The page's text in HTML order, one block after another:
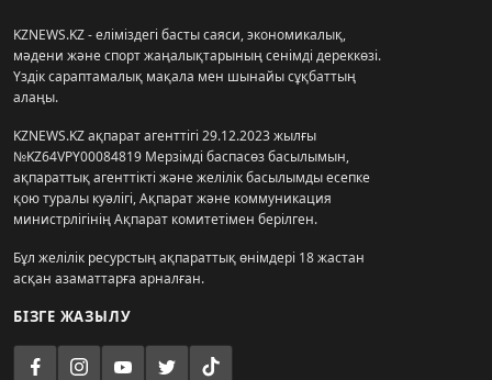
KZNEWS.KZ - еліміздегі басты саяси, экономикалық,
мәдени және спорт жаңалықтарының сенімді дереккөзі.
Үздік сараптамалық мақала мен шынайы сұқбаттың
алаңы.
KZNEWS.KZ ақпарат агенттігі 29.12.2023 жылғы
№KZ64VPY00084819 Мерзімді баспасөз басылымын,
ақпараттық агенттікті және желілік басылымды есепке
қою туралы куәлігі, Ақпарат және коммуникация
министрлігінің Ақпарат комитетімен берілген.
Бұл желілік ресурстың ақпараттық өнімдері 18 жастан
асқан азаматтарға арналған.
БІЗГЕ ЖАЗЫЛУ